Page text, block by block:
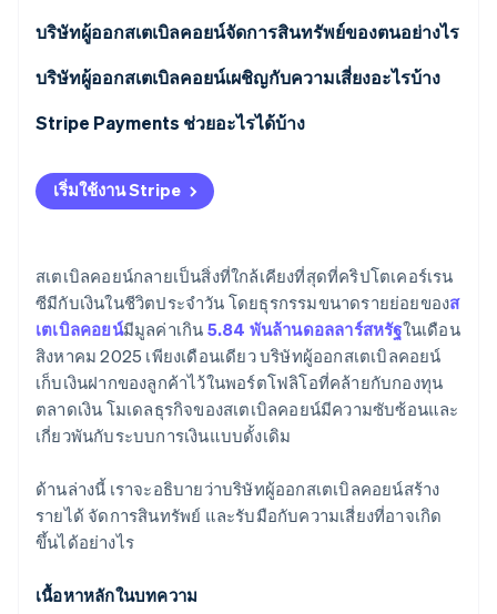
ดอกเบี้ยจากการให้กู้ยืม
การขยายเพื่อผลตอบแทน
การเป็นพาร์ทเนอร์และการผสานการทำงาน
โมเดลที่มีเงินเฟียตรองรับ
โมเดลที่มีคริปโตเป็นหลักประกัน
โมเดลแบบอัลกอริทึม
บริษัทผู้ออกสเตเบิลคอยน์จัดการสินทรัพย์ของตนอย่างไร
บริษัทผู้ออกสเตเบิลคอยน์เผชิญกับความเสี่ยงอะไรบ้าง
แรงกดดันด้านระเบียบข้อบังคับ
ความอ่อนไหวต่ออัตราดอกเบี้ย
พลวัตของสภาพคล่องและการไถ่ถอน
Stripe Payments ช่วยอะไรได้บ้าง
เริ่มใช้งาน Stripe
สเตเบิลคอยน์กลายเป็นสิ่งที่ใกล้เคียงที่สุดที่คริปโตเคอร์เรน
ซีมีกับเงินในชีวิตประจำวัน โดยธุรกรรมขนาดรายย่อยของส
เตเบิลคอยน์มีมูลค่าเกิน 5.84 พันล้านดอลลาร์สหรัฐในเดือน
สิงหาคม 2025 เพียงเดือนเดียว บริษัทผู้ออกสเตเบิลคอยน์
เก็บเงินฝากของลูกค้าไว้ในพอร์ตโฟลิโอที่คล้ายกับกองทุน
ตลาดเงิน โมเดลธุรกิจของสเตเบิลคอยน์มีความซับซ้อนและ
เกี่ยวพันกับระบบการเงินแบบดั้งเดิม
ด้านล่างนี้ เราจะอธิบายว่าบริษัทผู้ออกสเตเบิลคอยน์สร้าง
รายได้ จัดการสินทรัพย์ และรับมือกับความเสี่ยงที่อาจเกิด
ขึ้นได้อย่างไร
เนื้อหาหลักในบทความ